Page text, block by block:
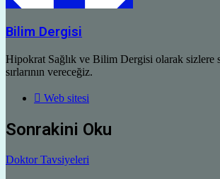
Bilim Dergisi
Hipokrat Sağlık ve Bilim Dergisi olarak sizlere
sırlarının vereceğiz.
Web sitesi
Sonrakini Oku
Doktor Tavsiyeleri